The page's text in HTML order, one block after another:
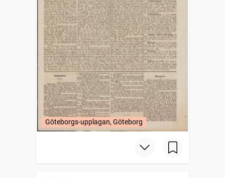
Göteborgs-upplagan, Göteborg